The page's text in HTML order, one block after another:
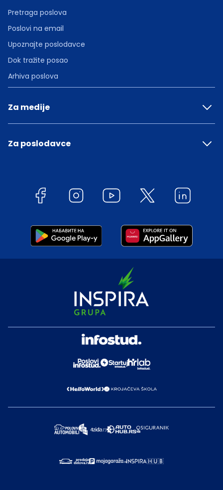
Pretraga poslova
Poslovi na email
Upoznajte poslodavce
Dok tražite posao
Arhiva poslova
Za medije
Za poslodavce